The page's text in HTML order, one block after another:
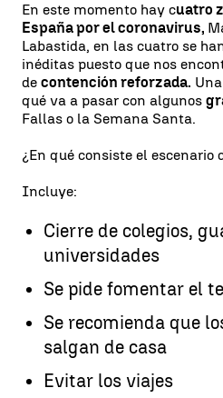
En este momento hay cuatro
España por el coronavirus,
Labastida, en las cuatro se
inéditas puesto que nos
de contención reforzada.
qué va a pasar con algunos
Fallas o la Semana Santa.
¿En qué consiste el escenario
Incluye:
Cierre de colegios,
universidades
Se pide fomentar el
Se recomienda que
salgan de casa
Evitar los viajes